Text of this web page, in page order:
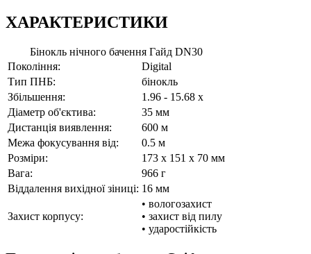
ХАРАКТЕРИСТИКИ
Бінокль нічного бачення Гайд DN30
Покоління:
Digital
Тип ПНБ:
бінокль
Збільшення:
1.96 - 15.68 x
Діаметр об'єктива:
35 мм
Дистанція виявлення:
600 м
Межа фокусування від:
0.5 м
Розміри:
173 x 151 x 70 мм
Вага:
966 г
Віддалення вихідної зіниці: 16 мм
Захист корпусу:
• вологозахист
• захист від пилу
• ударостійкість